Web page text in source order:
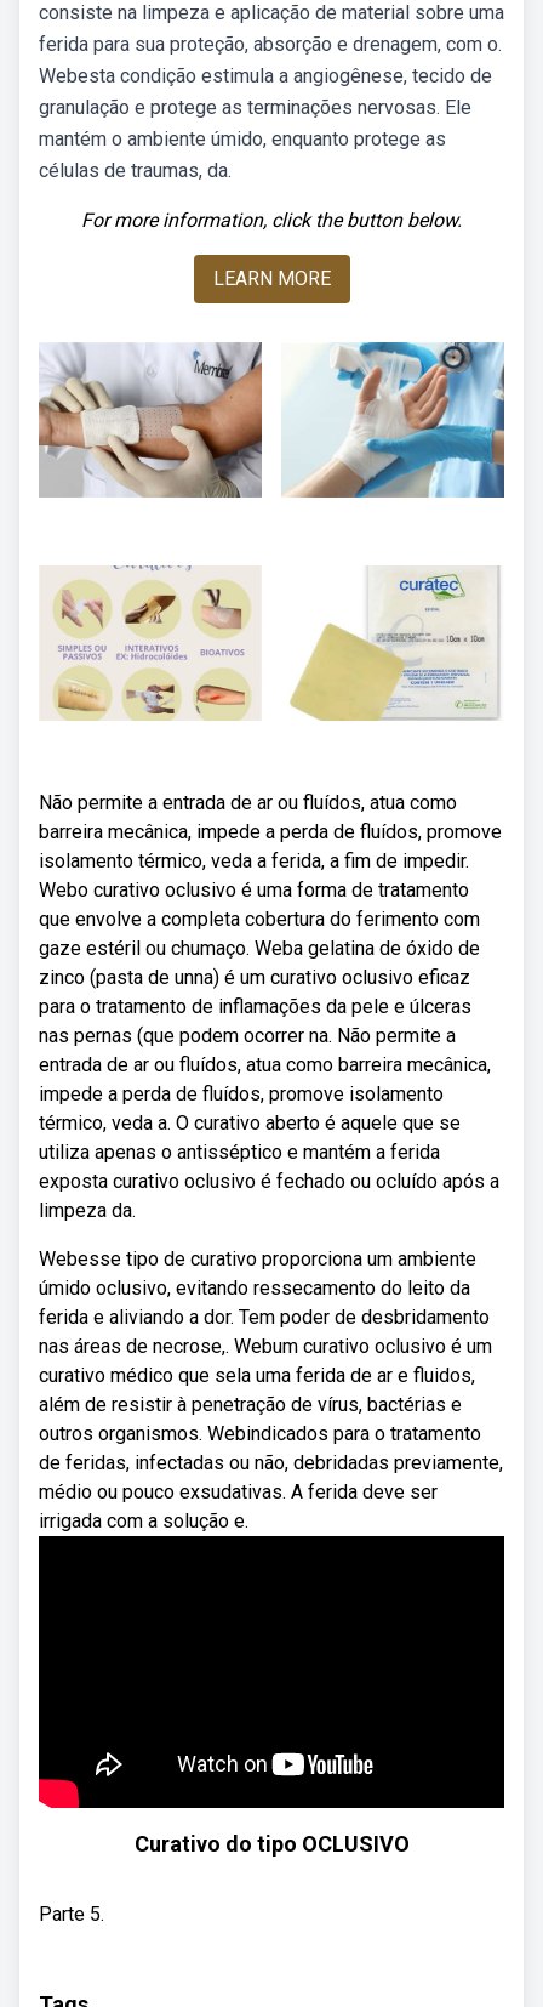
consiste na limpeza e aplicação de material sobre uma
ferida para sua proteção, absorção e drenagem, com o.
Webesta condição estimula a angiogênese, tecido de
granulação e protege as terminações nervosas. Ele
mantém o ambiente úmido, enquanto protege as
células de traumas, da.
For more information, click the button below.
LEARN MORE
Não permite a entrada de ar ou fluídos, atua como
barreira mecânica, impede a perda de fluídos, promove
isolamento térmico, veda a ferida, a fim de impedir.
Webo curativo oclusivo é uma forma de tratamento
que envolve a completa cobertura do ferimento com
gaze estéril ou chumaço. Weba gelatina de óxido de
zinco (pasta de unna) é um curativo oclusivo eficaz
para o tratamento de inflamações da pele e úlceras
nas pernas (que podem ocorrer na. Não permite a
entrada de ar ou fluídos, atua como barreira mecânica,
impede a perda de fluídos, promove isolamento
térmico, veda a. O curativo aberto é aquele que se
utiliza apenas o antisséptico e mantém a ferida
exposta curativo oclusivo é fechado ou ocluído após a
limpeza da.
Webesse tipo de curativo proporciona um ambiente
úmido oclusivo, evitando ressecamento do leito da
ferida e aliviando a dor. Tem poder de desbridamento
nas áreas de necrose,. Webum curativo oclusivo é um
curativo médico que sela uma ferida de ar e fluidos,
além de resistir à penetração de vírus, bactérias e
outros organismos. Webindicados para o tratamento
de feridas, infectadas ou não, debridadas previamente,
médio ou pouco exsudativas. A ferida deve ser
irrigada com a solução e.
Curativo do tipo OCLUSIVO
Parte 5.